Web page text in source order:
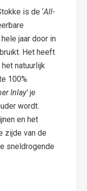
is de ‘All-
jaar door in
Het heeft
natuurlijk
100%
Inlay’je
wordt.
en het
zijde van de
sneldrogende